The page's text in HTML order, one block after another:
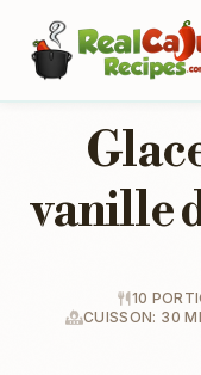
vanille
10
CUISSON: 30